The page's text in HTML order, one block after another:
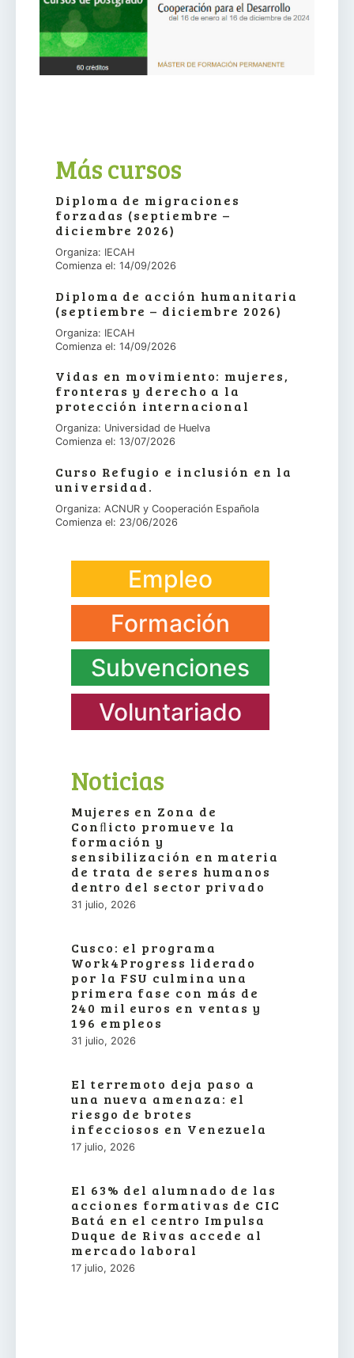
Más cursos
Diploma de migraciones
forzadas (septiembre –
diciembre 2026)
Organiza: IECAH
Comienza el: 14/09/2026
Diploma de acción humanitaria
(septiembre – diciembre 2026)
Organiza: IECAH
Comienza el: 14/09/2026
Vidas en movimiento: mujeres,
fronteras y derecho a la
protección internacional
Organiza: Universidad de Huelva
Comienza el: 13/07/2026
Curso Refugio e inclusión en la
universidad.
Organiza: ACNUR y Cooperación Española
Comienza el: 23/06/2026
Empleo
Formación
Subvenciones
Voluntariado
Noticias
Mujeres en Zona de
Conﬂicto promueve la
formación y
sensibilización en materia
de trata de seres humanos
dentro del sector privado
31 julio, 2026
Cusco: el programa
Work4Progress liderado
por la FSU culmina una
primera fase con más de
240 mil euros en ventas y
196 empleos
31 julio, 2026
El terremoto deja paso a
una nueva amenaza: el
riesgo de brotes
infecciosos en Venezuela
17 julio, 2026
El 63% del alumnado de las
acciones formativas de CIC
Batá en el centro Impulsa
Duque de Rivas accede al
mercado laboral
17 julio, 2026